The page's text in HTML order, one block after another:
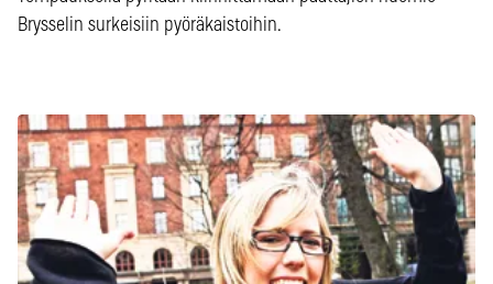
Brysselin surkeisiin pyöräkaistoihin.